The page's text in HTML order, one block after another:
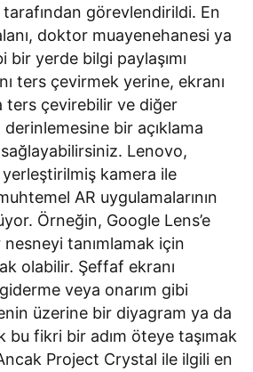
görevlendirildi. En
doktor muayenehanesi ya
bir yerde bilgi paylaşımı
ters çevirmek yerine, ekranı
ters çevirebilir ve diğer
bir açıklama
Lenovo,
kamera ile
AR uygulamalarının
Örneğin, Google Lens’e
tanımlamak için
olabilir. Şeffaf ekranı
veya onarım gibi
üzerine bir diyagram ya da
bu fikri bir adım öteye taşımak
Project Crystal ile ilgili en